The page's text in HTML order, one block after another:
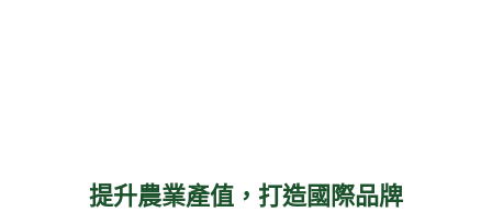
提升農業產值，打造國際品牌